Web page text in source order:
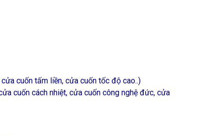
cuốn tấm liền, cửa cuốn tốc độ cao..)
cuốn cách nhiệt, cửa cuốn công nghệ đức, cửa